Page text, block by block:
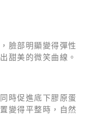
臉部明顯變得彈性
甜美的微笑曲線。
時促進底下膠原蛋
變得平整時，自然